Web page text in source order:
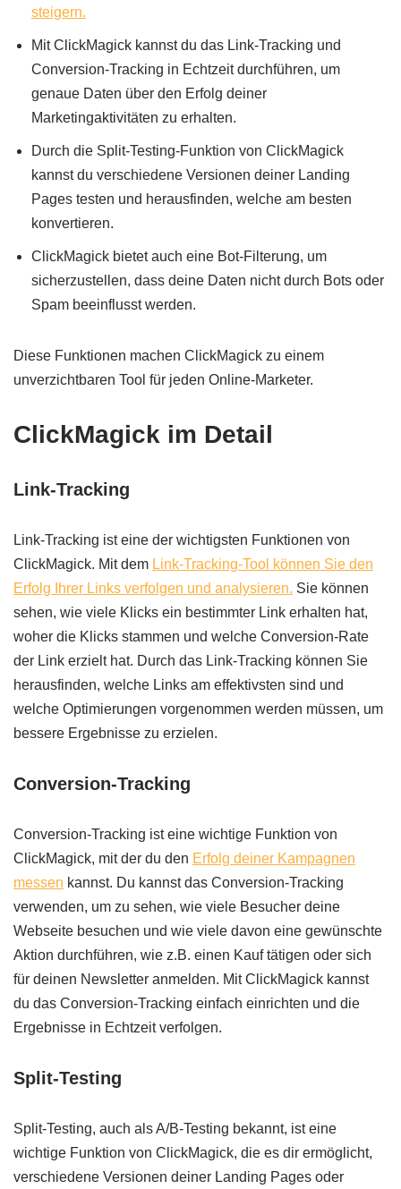
steigern.
Mit ClickMagick kannst du das Link-Tracking und
Conversion-Tracking in Echtzeit durchführen, um
genaue Daten über den Erfolg deiner
Marketingaktivitäten zu erhalten.
Durch die Split-Testing-Funktion von ClickMagick
kannst du verschiedene Versionen deiner Landing
Pages testen und herausfinden, welche am besten
konvertieren.
ClickMagick bietet auch eine Bot-Filterung, um
sicherzustellen, dass deine Daten nicht durch Bots oder
Spam beeinflusst werden.
Diese Funktionen machen ClickMagick zu einem
unverzichtbaren Tool für jeden Online-Marketer.
ClickMagick im Detail
Link-Tracking
Link-Tracking ist eine der wichtigsten Funktionen von
ClickMagick. Mit dem Link-Tracking-Tool können Sie den
Erfolg Ihrer Links verfolgen und analysieren. Sie können
sehen, wie viele Klicks ein bestimmter Link erhalten hat,
woher die Klicks stammen und welche Conversion-Rate
der Link erzielt hat. Durch das Link-Tracking können Sie
herausfinden, welche Links am effektivsten sind und
welche Optimierungen vorgenommen werden müssen, um
bessere Ergebnisse zu erzielen.
Conversion-Tracking
Conversion-Tracking ist eine wichtige Funktion von
ClickMagick, mit der du den Erfolg deiner Kampagnen
messen kannst. Du kannst das Conversion-Tracking
verwenden, um zu sehen, wie viele Besucher deine
Webseite besuchen und wie viele davon eine gewünschte
Aktion durchführen, wie z.B. einen Kauf tätigen oder sich
für deinen Newsletter anmelden. Mit ClickMagick kannst
du das Conversion-Tracking einfach einrichten und die
Ergebnisse in Echtzeit verfolgen.
Split-Testing
Split-Testing, auch als A/B-Testing bekannt, ist eine
wichtige Funktion von ClickMagick, die es dir ermöglicht,
verschiedene Versionen deiner Landing Pages oder